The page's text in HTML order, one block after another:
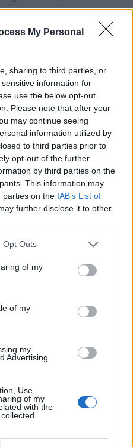
My Personal
sharing to third parties, or
information for
use the below opt-out
Please note that after your
may continue seeing
information utilized by
to third parties prior to
opt-out of the further
by third parties on the
This information may
parties on the IAB’s List of
further disclose it to other
Opt Outs
of my
of my
my
Advertising.
Use,
of my
with the
la capacità di solvibilità
al prestito ottenuto. I
e di attribuzione del
dalle società
obbligazioni le agenzie
di rispettare gli
tipologia di emissione e le
i valori di rating sono
da un massimo di
livello di
fallimentare.